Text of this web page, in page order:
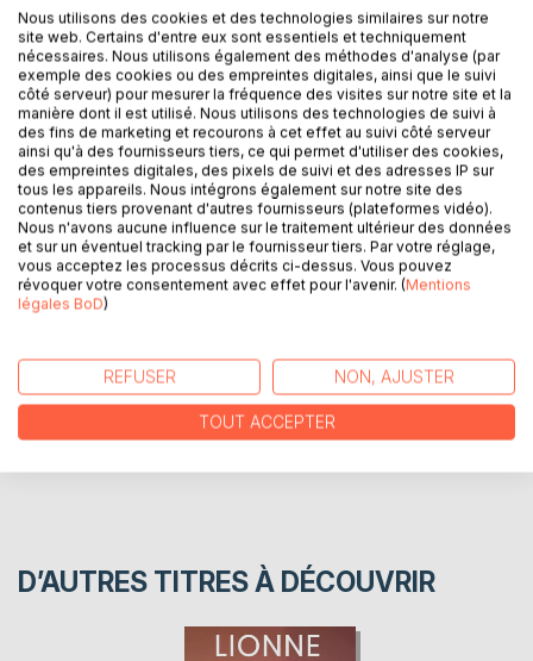
DESCRIPTION
POUR UN PRESIDENT, COMMENT ARRACHER UNE
AUTO-SATISFACTION DE REUSSITE
AUTEUR(S)
CRITIQUES PRESSE
D’AUTRES TITRES À DÉCOUVRIR
Nous utilisons des cookies et des technologies similaires sur notre
site web. Certains d'entre eux sont essentiels et techniquement
nécessaires. Nous utilisons également des méthodes d'analyse (par
exemple des cookies ou des empreintes digitales, ainsi que le suivi
côté serveur) pour mesurer la fréquence des visites sur notre site et la
manière dont il est utilisé. Nous utilisons des technologies de suivi à
des fins de marketing et recourons à cet effet au suivi côté serveur
ainsi qu'à des fournisseurs tiers, ce qui permet d'utiliser des cookies,
des empreintes digitales, des pixels de suivi et des adresses IP sur
tous les appareils. Nous intégrons également sur notre site des
contenus tiers provenant d'autres fournisseurs (plateformes vidéo).
Nous n'avons aucune influence sur le traitement ultérieur des données
et sur un éventuel tracking par le fournisseur tiers. Par votre réglage,
vous acceptez les processus décrits ci-dessus. Vous pouvez
révoquer votre consentement avec effet pour l'avenir. (Mentions
légales BoD)
REFUSER NON, AJUSTER
TOUT ACCEPTER